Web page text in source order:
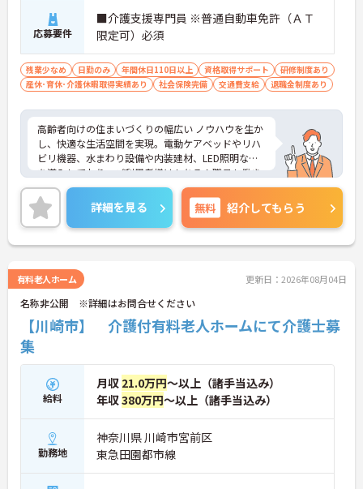
応募要件
■介護支援専門員 ※普通自動車免許（ＡＴ
限定可）必須
残業少なめ 日勤のみ 年間休日110日以上 資格取得サポート
研修制度あり
産休･育休･介護休暇取得実績あり
社会保険完備 交通費支給 退職金制度あり
高齢者向けの住まいづくりの幅広い ノウハウを生か
し、快適な生活空間を実現。電動ケアベッドやリハ
ビリ機器、水まわり設備や内装建材、LED照明など
を導入しており、ご利用者様はもちろん職員も働き
やすい環境です。ご興味のある方は是非お気軽にお
問い合わせください。
詳細を見る 無料 紹介してもらう
有料老人ホーム 更新日：2026年08月04日
名称非公開 ※詳細はお問合せください
【川崎市】 介護付有料老人ホームにて介護士募
集
給料
月収 21.0万円～以上（諸手当込み）
年収380万円～以上（諸手当込み）
勤務地
神奈川県 川崎市宮前区
東急田園都市線